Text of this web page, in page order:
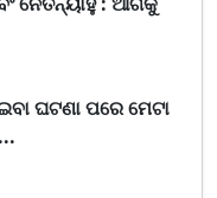
ଘଟଣା ପରେ ମେଟା